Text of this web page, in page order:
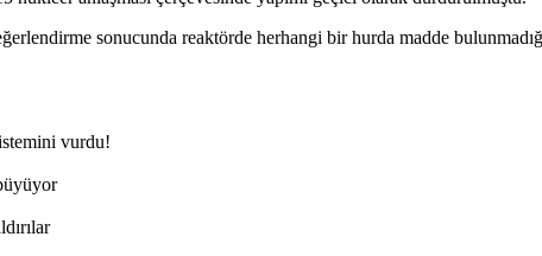
sonucunda reaktörde herhangi bir hurda madde
vurdu!